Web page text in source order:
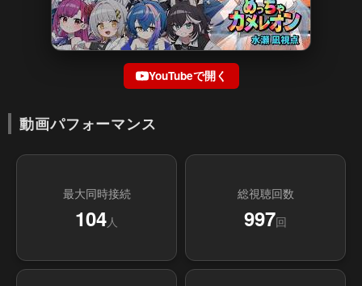
YouTubeで開く
動画パフォーマンス
最大同時接続
104人
総視聴回数
997回